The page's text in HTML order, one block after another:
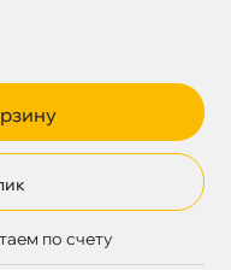
по счету